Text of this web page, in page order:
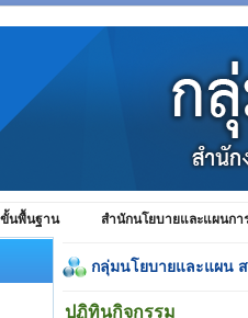
ขั้นพื้นฐาน สำนักนโยบายและแผนก
กลุ่มนโยบายและแผน
ปฏิทินกิจกรรม